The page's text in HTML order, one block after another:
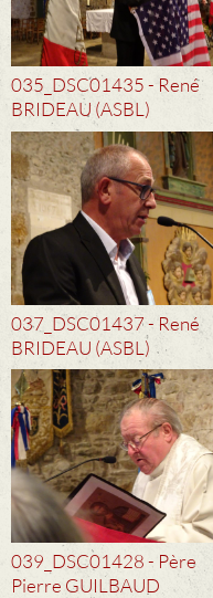
035_DSC01435 - René
BRIDEAU (ASBL)
037_DSC01437 - René
BRIDEAU (ASBL)
039_DSC01428 - Père
Pierre GUILBAUD